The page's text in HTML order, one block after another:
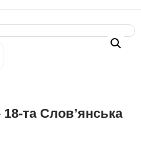
18-та Слов’янська